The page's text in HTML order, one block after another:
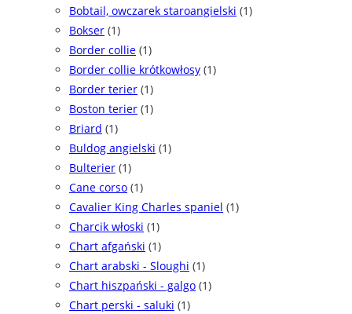
Bobtail, owczarek staroangielski (1)
Bokser (1)
Border collie (1)
Border collie krótkowłosy (1)
Border terier (1)
Boston terier (1)
Briard (1)
Buldog angielski (1)
Bulterier (1)
Cane corso (1)
Cavalier King Charles spaniel (1)
Charcik włoski (1)
Chart afgański (1)
Chart arabski - Sloughi (1)
Chart hiszpański - galgo (1)
Chart perski - saluki (1)